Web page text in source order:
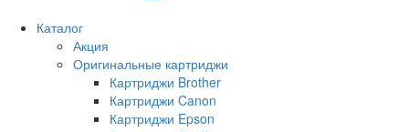
Каталог
Акция
Оригинальные картриджи
Картриджи Brother
Картриджи Canon
Картриджи Epson